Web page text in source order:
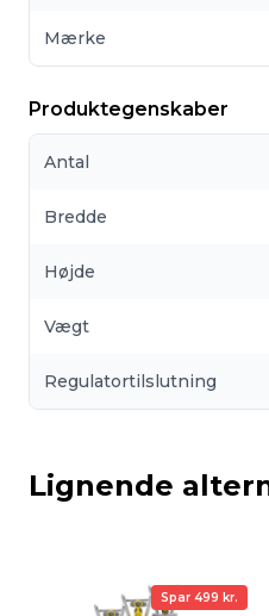
Mærke
Produktegenskaber
Antal
Bredde
Højde
Vægt
Regulatortilslutning
Lignende
Spar 499 kr.